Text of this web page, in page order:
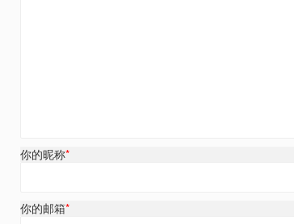
你的昵称*
你的邮箱*